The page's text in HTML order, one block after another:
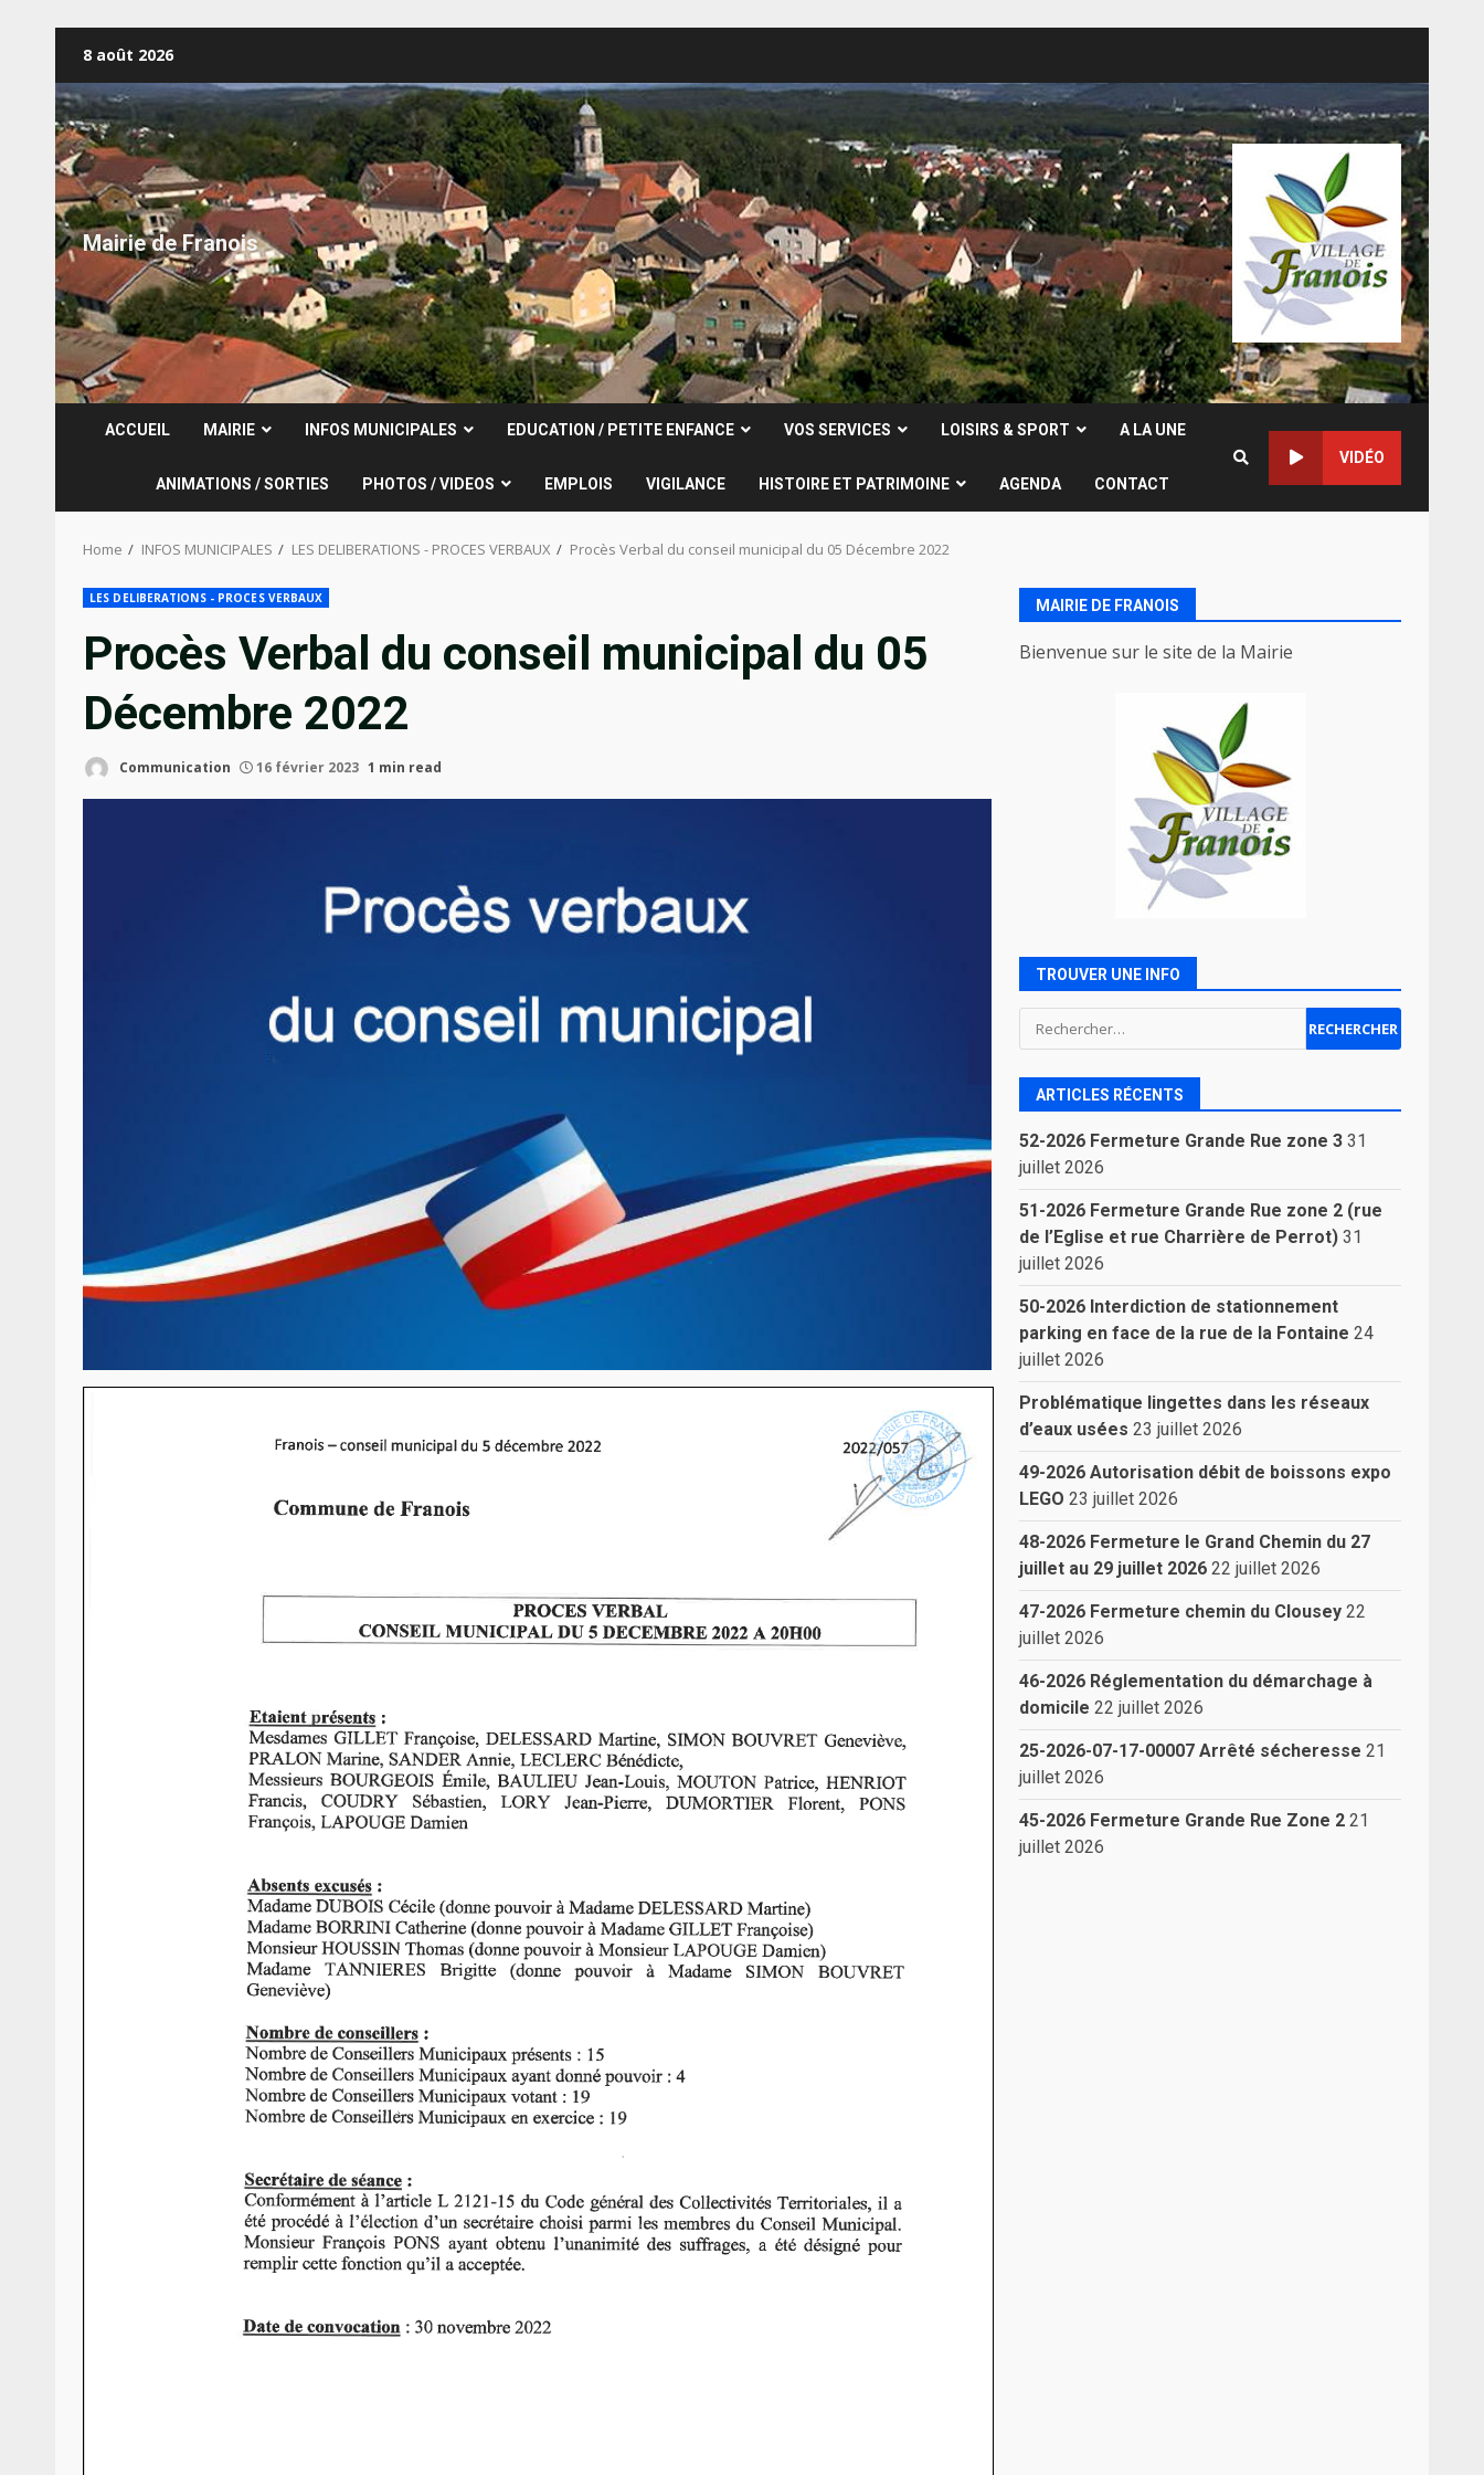
content
8 août 2026
Mairie de Franois
ACCUEIL MAIRIE INFOS MUNICIPALES EDUCATION / PETITE ENFANCE VOS SERVICES LOISIRS & SPORT A LA UNE
ANIMATIONS / SORTIES PHOTOS / VIDEOS EMPLOIS VIGILANCE HISTOIRE ET PATRIMOINE AGENDA CONTACT
VIDÉO
Home INFOS MUNICIPALES LES DELIBERATIONS - PROCES VERBAUX Procès Verbal du conseil municipal du 05 Décembre 2022
LES DELIBERATIONS - PROCES VERBAUX
Procès Verbal du conseil municipal du 05
Décembre 2022
Communication 16 février 2023 1 min read
MAIRIE DE FRANOIS
Bienvenue sur le site de la Mairie
TROUVER UNE INFO
Rechercher :
ARTICLES RÉCENTS
52-2026 Fermeture Grande Rue zone 3 31
juillet 2026
51-2026 Fermeture Grande Rue zone 2 (rue
de l’Eglise et rue Charrière de Perrot) 31
juillet 2026
50-2026 Interdiction de stationnement
parking en face de la rue de la Fontaine 24
juillet 2026
Problématique lingettes dans les réseaux
d’eaux usées 23 juillet 2026
49-2026 Autorisation débit de boissons expo
LEGO 23 juillet 2026
48-2026 Fermeture le Grand Chemin du 27
juillet au 29 juillet 2026 22 juillet 2026
47-2026 Fermeture chemin du Clousey 22
juillet 2026
46-2026 Réglementation du démarchage à
domicile 22 juillet 2026
25-2026-07-17-00007 Arrêté sécheresse 21
juillet 2026
45-2026 Fermeture Grande Rue Zone 2 21
juillet 2026